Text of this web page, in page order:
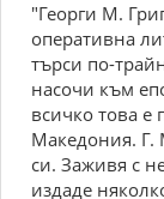
"Георги М.
оперативна
търси по-
насочи към
всичко това е
Македония. Г.
си. Заживя с
издаде